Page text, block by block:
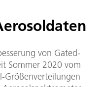
von Gated-
Sommer 2020 vom
Größenverteilungen